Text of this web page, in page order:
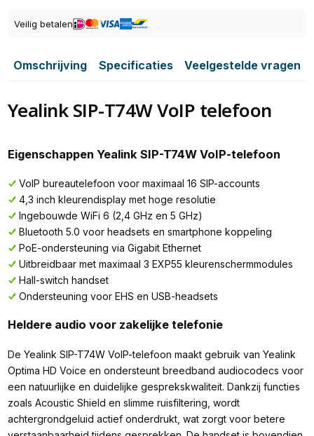
Veilig betalen
Omschrijving Specificaties Veelgestelde vragen
Yealink SIP-T74W VoIP telefoon
Eigenschappen Yealink SIP-T74W VoIP-telefoon
VoIP bureautelefoon voor maximaal 16 SIP-accounts
4,3 inch kleurendisplay met hoge resolutie
Ingebouwde WiFi 6 (2,4 GHz en 5 GHz)
Bluetooth 5.0 voor headsets en smartphone koppeling
PoE-ondersteuning via Gigabit Ethernet
Uitbreidbaar met maximaal 3 EXP55 kleurenschermmodules
Hall-switch handset
Ondersteuning voor EHS en USB-headsets
Heldere audio voor zakelijke telefonie
De Yealink SIP-T74W VoIP-telefoon maakt gebruik van Yealink
Optima HD Voice en ondersteunt breedband audiocodecs voor
een natuurlijke en duidelijke gesprekskwaliteit. Dankzij functies
zoals Acoustic Shield en slimme ruisfiltering, wordt
achtergrondgeluid actief onderdrukt, wat zorgt voor betere